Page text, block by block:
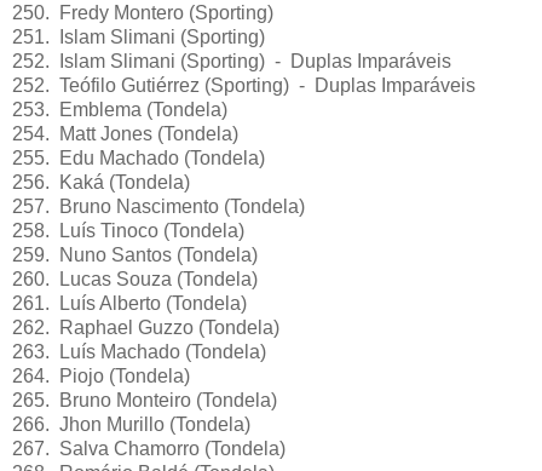
250. Fredy Montero (Sporting)
251. Islam Slimani (Sporting)
252. Islam Slimani (Sporting) - Duplas Imparáveis
252. Teófilo Gutiérrez (Sporting) - Duplas Imparáveis
253. Emblema (Tondela)
254. Matt Jones (Tondela)
255. Edu Machado (Tondela)
256. Kaká (Tondela)
257. Bruno Nascimento (Tondela)
258. Luís Tinoco (Tondela)
259. Nuno Santos (Tondela)
260. Lucas Souza (Tondela)
261. Luís Alberto (Tondela)
262. Raphael Guzzo (Tondela)
263. Luís Machado (Tondela)
264. Piojo (Tondela)
265. Bruno Monteiro (Tondela)
266. Jhon Murillo (Tondela)
267. Salva Chamorro (Tondela)